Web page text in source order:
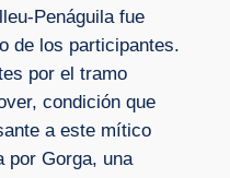
Penáguila fue
de los participantes.
por el tramo
condición que
a este mítico
por Gorga, una